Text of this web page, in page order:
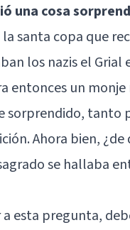
una cosa
santa copa que
los nazis el Grial
entonces un
sorprendido, tanto
Ahora bien,
se hallaba
esta pregunta,